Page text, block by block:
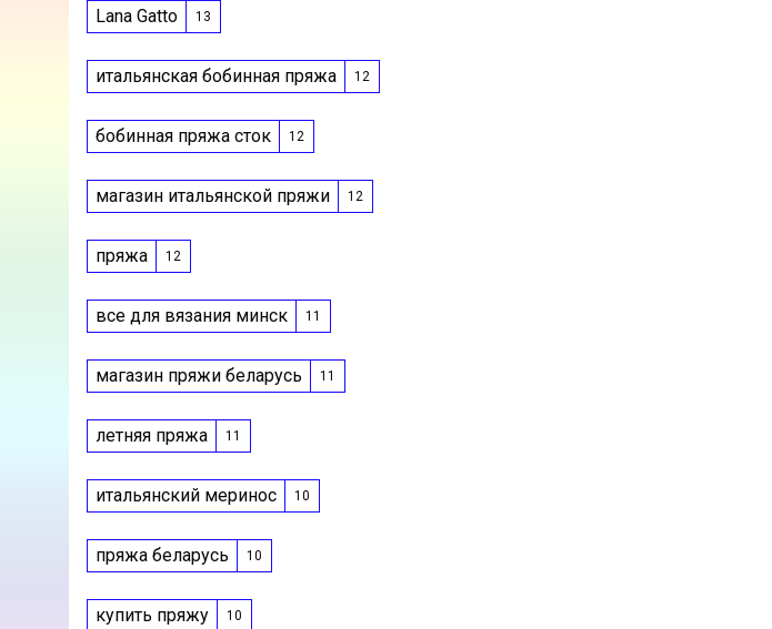
Lana Gatto 13
итальянская бобинная пряжа 12
бобинная пряжа сток 12
магазин итальянской пряжи 12
пряжа 12
все для вязания минск 11
магазин пряжи беларусь 11
летняя пряжа 11
итальянский меринос 10
пряжа беларусь 10
купить пряжу 10